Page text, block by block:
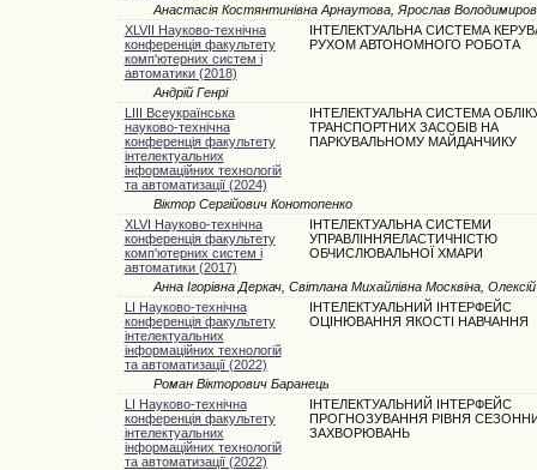
Анастасія Костянтинівна Арнаутова, Ярослав
XLVII Науково-технічна
конференція факультету
комп'ютерних систем і
автоматики (2018)
ІНТЕЛЕКТУАЛЬНА СИСТЕМА
РУХОМ АВТОНОМНОГО РОБОТА
Андрій Генрі
LIII Всеукраїнська
науково-технічна
конференція факультету
інтелектуальних
інформаційних технологій
та автоматизації (2024)
ІНТЕЛЕКТУАЛЬНА СИСТЕМА
ТРАНСПОРТНИХ ЗАСОБІВ НА
ПАРКУВАЛЬНОМУ МАЙДАНЧИКУ
Віктор Сергійович Конотопенко
XLVI Науково-технічна
конференція факультету
комп'ютерних систем і
автоматики (2017)
ІНТЕЛЕКТУАЛЬНА СИСТЕМИ
УПРАВЛІННЯЕЛАСТИЧНІСТЮ
ОБЧИСЛЮВАЛЬНОЇ ХМАРИ
Анна Ігорівна Деркач, Світлана Михайлівна Москвіна,
LI Науково-технічна
конференція факультету
інтелектуальних
інформаційних технологій
та автоматизації (2022)
ІНТЕЛЕКТУАЛЬНИЙ ІНТЕРФЕЙС
ОЦІНЮВАННЯ ЯКОСТІ НАВЧАННЯ
Роман Вікторович Баранець
LI Науково-технічна
конференція факультету
інтелектуальних
інформаційних технологій
та автоматизації (2022)
ІНТЕЛЕКТУАЛЬНИЙ ІНТЕРФЕЙС
ПРОГНОЗУВАННЯ РІВНЯ
ЗАХВОРЮВАНЬ